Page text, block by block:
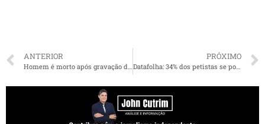
ANTERIOR PRÓXIMO
Datafolha: 34% dos petistas se posicionam à direita, e 14% dos bolsonaristas, à esquerda